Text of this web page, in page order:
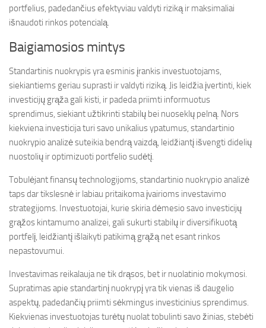
portfelius, padedančius efektyviau valdyti riziką ir maksimaliai
išnaudoti rinkos potencialą.
Baigiamosios mintys
Standartinis nuokrypis yra esminis įrankis investuotojams,
siekiantiems geriau suprasti ir valdyti riziką. Jis leidžia įvertinti, kiek
investicijų grąža gali kisti, ir padeda priimti informuotus
sprendimus, siekiant užtikrinti stabilų bei nuoseklų pelną. Nors
kiekviena investicija turi savo unikalius ypatumus, standartinio
nuokrypio analizė suteikia bendrą vaizdą, leidžiantį išvengti didelių
nuostolių ir optimizuoti portfelio sudėtį.
Tobulėjant finansų technologijoms, standartinio nuokrypio analizė
taps dar tikslesnė ir labiau pritaikoma įvairioms investavimo
strategijoms. Investuotojai, kurie skiria dėmesio savo investicijų
grąžos kintamumo analizei, gali sukurti stabilų ir diversifikuotą
portfelį, leidžiantį išlaikyti patikimą grąžą net esant rinkos
nepastovumui.
Investavimas reikalauja ne tik drąsos, bet ir nuolatinio mokymosi.
Supratimas apie standartinį nuokrypį yra tik vienas iš daugelio
aspektų, padedančių priimti sėkmingus investicinius sprendimus.
Kiekvienas investuotojas turėtų nuolat tobulinti savo žinias, stebėti